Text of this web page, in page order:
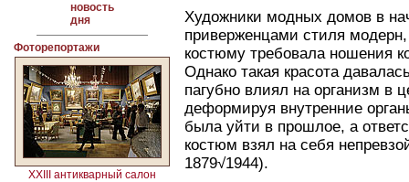
новость
дня
Фоторепортажи
XXIII антикварный салон
Художники модных домов в
приверженцами стиля модерн,
костюму требовала ношения
Однако такая красота
пагубно влиял на организм в
деформируя внутренние
была уйти в прошлое, а
костюм взял на себя
1879√1944).